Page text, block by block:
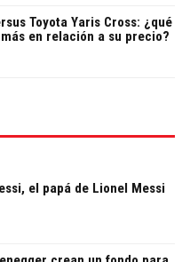
Toyota Yaris Cross: ¿qué
en relación a su precio?
el papá de Lionel Messi